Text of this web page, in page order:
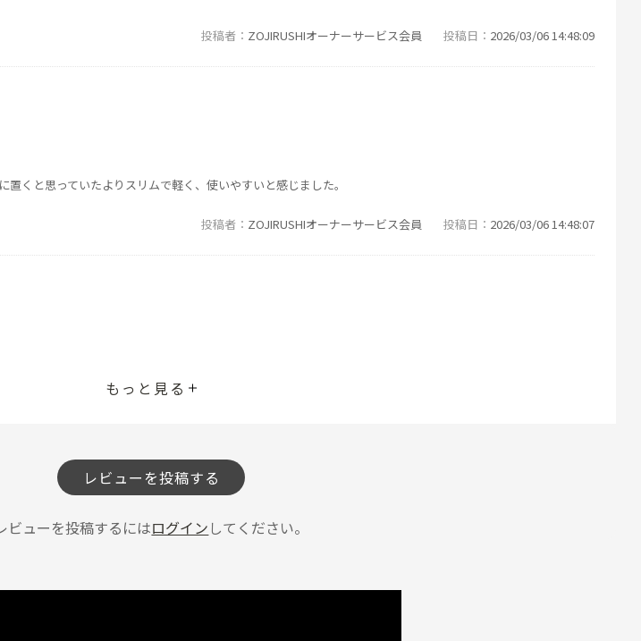
投稿者 ZOJIRUSHIオーナーサービス会員 投稿日 2026/03/06 14:48:09
くと思っていたよりスリムで軽く、使いやすいと感じました。
投稿者 ZOJIRUSHIオーナーサービス会員 投稿日 2026/03/06 14:48:07
程度である。
ことに抵抗のない人にはかなりオススメです。
投稿者 ZOJIRUSHIオーナーサービス会員
もっと見る
レビューを投稿する
ビューを投稿するにはログイン してください。